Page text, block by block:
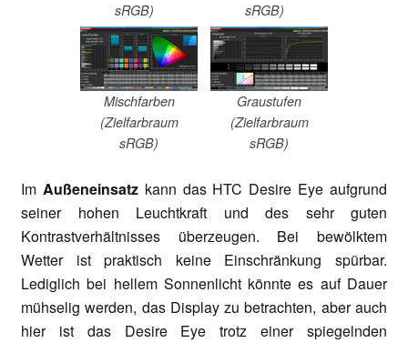
sRGB)
sRGB)
Mischfarben
(Zielfarbraum
sRGB)
Graustufen
(Zielfarbraum
sRGB)
Im Außeneinsatz kann das HTC Desire Eye aufgrund
seiner hohen Leuchtkraft und des sehr guten
Kontrastverhältnisses überzeugen. Bei bewölktem
Wetter ist praktisch keine Einschränkung spürbar.
Lediglich bei hellem Sonnenlicht könnte es auf Dauer
mühselig werden, das Display zu betrachten, aber auch
hier ist das Desire Eye trotz einer spiegelnden